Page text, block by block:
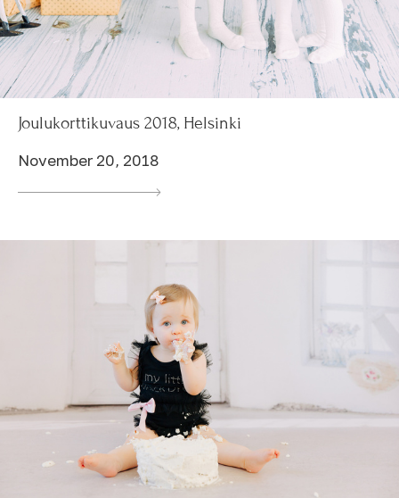
Joulukorttikuvaus 2018, Helsinki
November 20, 2018